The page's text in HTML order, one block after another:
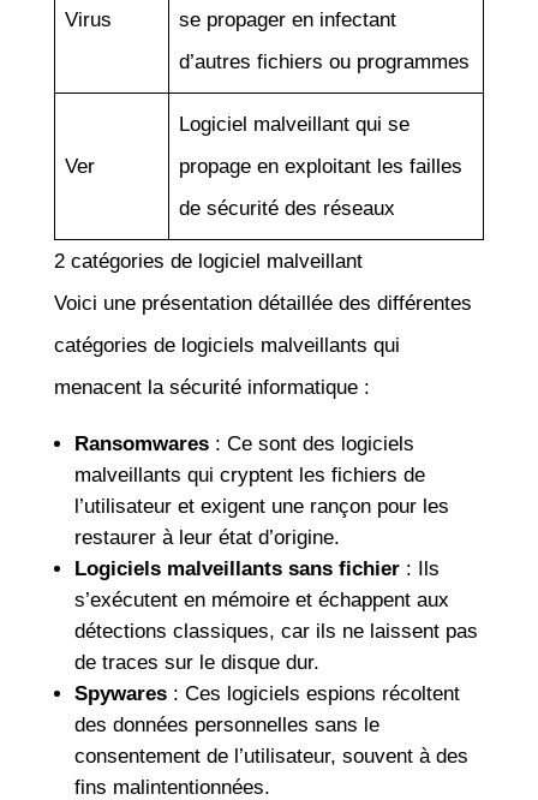
Virus
se propager en infectant
d’autres fichiers ou programmes
Ver
Logiciel malveillant qui se
propage en exploitant les failles
de sécurité des réseaux
2 catégories de logiciel malveillant
Voici une présentation détaillée des différentes
catégories de logiciels malveillants qui
menacent la sécurité informatique :
Ransomwares: Ce sont des logiciels
malveillants qui cryptent les fichiers de
l’utilisateur et exigent une rançon pour les
restaurer à leur état d’origine.
Logiciels malveillants sans fichier: Ils
s’exécutent en mémoire et échappent aux
détections classiques, car ils ne laissent pas
de traces sur le disque dur.
Spywares: Ces logiciels espions récoltent
des données personnelles sans le
consentement de l’utilisateur, souvent à des
fins malintentionnées.